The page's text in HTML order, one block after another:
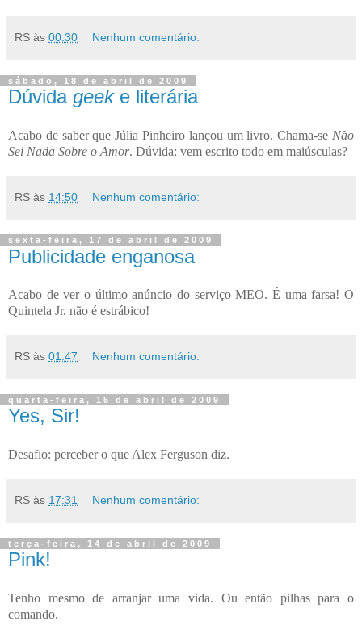
RS às 00:30 Nenhum comentário:
sábado, 18 de abril de 2009
Dúvida geeke literária
Acabo de saber que Júlia Pinheiro lançou um livro. Chama-se Não
Sei Nada Sobre o Amor. Dúvida: vem escrito todo em maiúsculas?
RS às 14:50 Nenhum comentário:
sexta-feira, 17 de abril de 2009
Publicidade enganosa
Acabo de ver o último anúncio do serviço MEO. É uma farsa! O
Quintela Jr. não é estrábico!
RS às 01:47 Nenhum comentário:
quarta-feira, 15 de abril de 2009
Yes, Sir!
Desafio: perceber o que Alex Ferguson diz.
RS às 17:31 Nenhum comentário:
terça-feira, 14 de abril de 2009
Pink!
Tenho mesmo de arranjar uma vida. Ou então pilhas para o
comando.